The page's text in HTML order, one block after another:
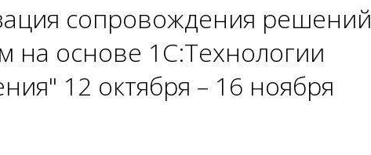
сопровождения решений
на основе 1С:Технологии
12 октября – 16 ноября